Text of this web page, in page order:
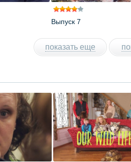
Выпуск 7
показать еще